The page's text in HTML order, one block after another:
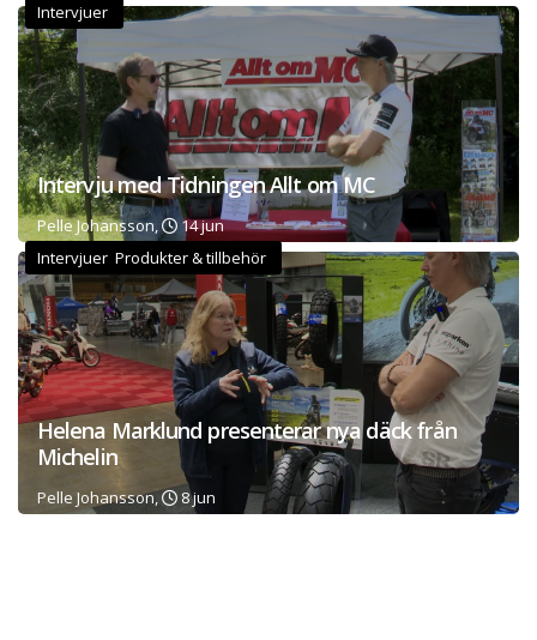
Intervjuer
Intervju med Tidningen Allt om MC
Pelle Johansson,
14 jun
Intervjuer Produkter & tillbehör
Helena Marklund presenterar nya däck från
Michelin
Pelle Johansson, 8 jun